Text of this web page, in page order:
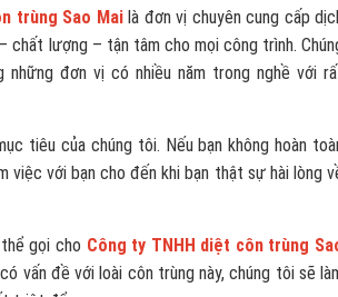
trùng Sao Mailà đơn vị chuyên cung cấp
chất lượng – tận tâm cho mọi công trình.
đơn vị có nhiều năm trong nghề với
tiêu của chúng tôi. Nếu bạn không hoàn
việc với bạn cho đến khi bạn thật sự hài lòng
gọi cho Công ty TNHH diệt côn trùng
vấn đề với loài côn trùng này, chúng tôi sẽ